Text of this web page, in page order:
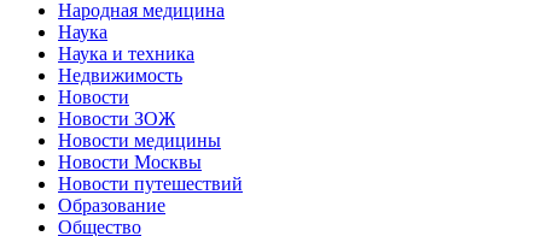
Народная медицина
Наука
Наука и техника
Недвижимость
Новости
Новости ЗОЖ
Новости медицины
Новости Москвы
Новости путешествий
Образование
Общество